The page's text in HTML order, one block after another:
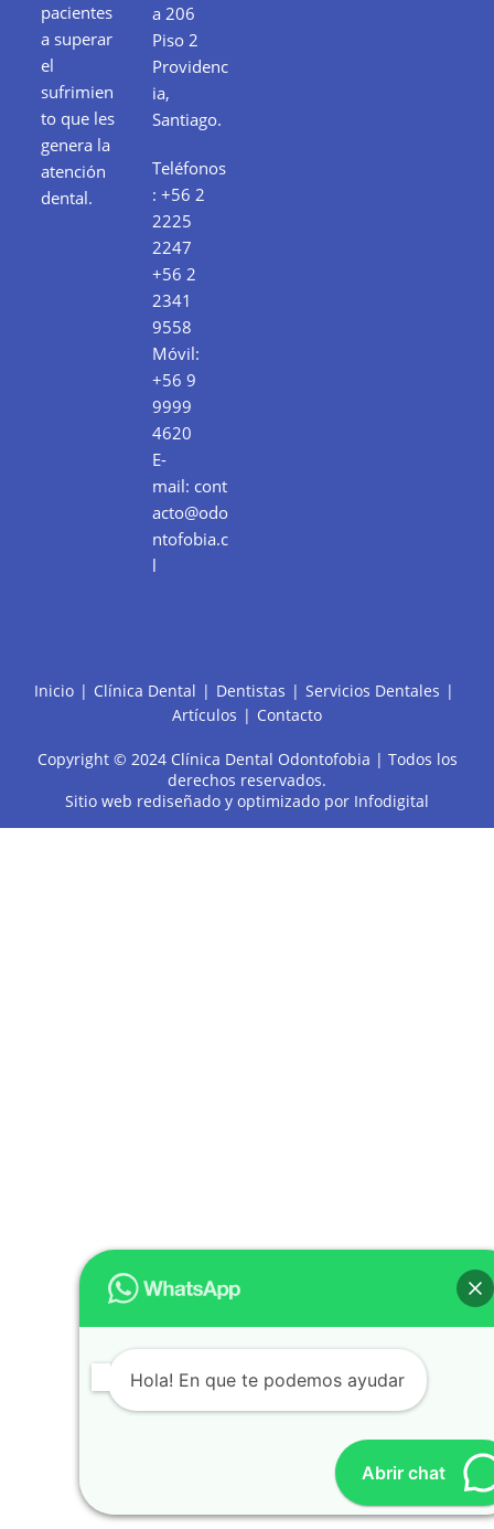
pacientes
a superar
el
sufrimien
to que les
genera la
atención
dental.
a 206
Piso 2
Providenc
ia,
Santiago.
Teléfonos
:+56 2
2225
2247
+56 2
2341
9558
Móvil:
+56 9
9999
4620
E-
mail: cont
acto@odo
ntofobia.c
l
Inicio Clínica Dental Dentistas
Servicios Dentales
Artículos
Contacto
Copyright © 2024 Clínica Dental Odontofobia | Todos los
derechos reservados.
Sitio web rediseñado y optimizado por Infodigital
Hola! En que te podemos ayudar
Abrir chat